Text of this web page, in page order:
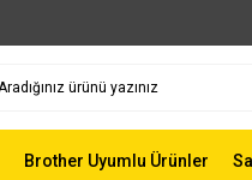
Brother Uyumlu Ürünler